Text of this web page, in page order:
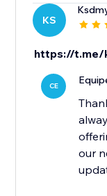
KS
https://t.me/
CE
our